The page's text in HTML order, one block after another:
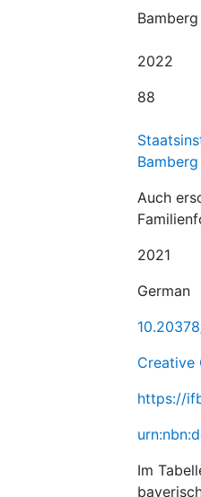
2022
88
Auch
2021
German
Creative
https://
Im